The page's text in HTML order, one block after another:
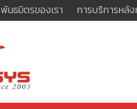
พันธมิตรของเรา การบริการหลั